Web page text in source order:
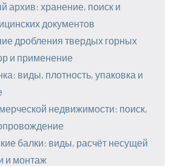
архив: хранение, поиск и
документов
дробления твердых горных
и применение
виды, плотность, упаковка и
недвижимости: поиск,
балки: виды, расчёт несущей
и монтаж